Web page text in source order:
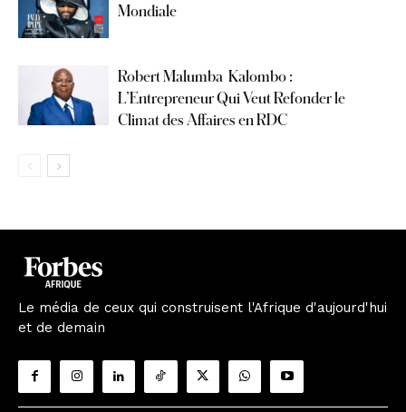
Mondiale
Robert Malumba Kalombo :
L’Entrepreneur Qui Veut Refonder le
Climat des Affaires en RDC
Le média de ceux qui construisent l'Afrique d'aujourd'hui
et de demain